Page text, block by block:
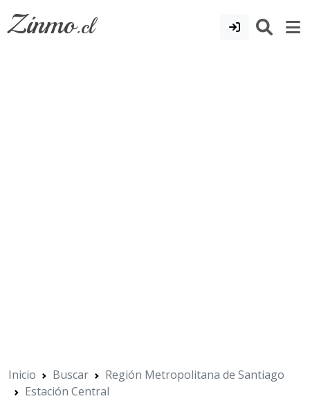
Zinmo.cl
Inicio Buscar
Región Metropolitana de Santiago
Estación Central